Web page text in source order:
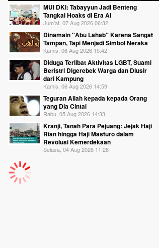
MUI DKI: Tabayyun Jadi Benteng
Tangkal Hoaks di Era AI
Jum'at, 07 Aug 2026 06:32
Dinamain ''Abu Lahab'' Karena Sangat
Tampan, Tapi Menjadi Simbol Neraka
Kamis, 06 Aug 2026 15:42
Diduga Terlibat Aktivitas LGBT, Suami
Beristri Digerebek Warga dan Diusir
dari Kampung
Kamis, 06 Aug 2026 14:59
Teguran Allah kepada kepada Orang
yang Dia Cintai
Rabu, 05 Aug 2026 14:33
Kranji, Tanah Para Pejuang: Jejak Haji
Rian hingga Haji Masturo dalam
Revolusi Kemerdekaan
Selasa, 04 Aug 2026 11:28